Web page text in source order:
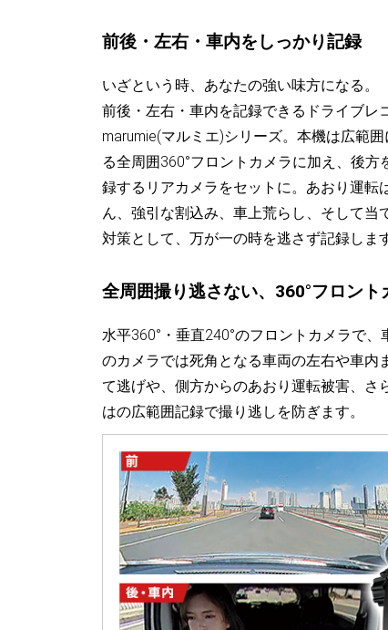
前後・左右・車内をしっかり記録
いざという時、あなたの強い味方になる。
前後・左右・車内を記録できるドライブレ
marumie(マルミエ)シリーズ。本機は広範
る全周囲360°フロントカメラに加え、後方
録するリアカメラをセットに。あおり運転
ん、強引な割込み、車上荒らし、そして当
対策として、万が一の時を逃さず記録しま
全周囲撮り逃さない、360°フロント
水平360°・垂直240°のフロントカメラで
のカメラでは死角となる車両の左右や車内
て逃げや、側方からのあおり運転被害、さ
はの広範囲記録で撮り逃しを防ぎます。